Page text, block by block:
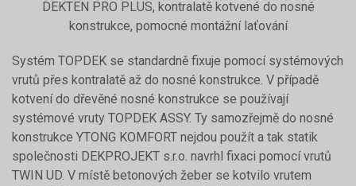
DEKTEN PRO PLUS, kontralatě kotvené do nosné
konstrukce, pomocné montážní laťování
Systém TOPDEK se standardně fixuje pomocí systémových
vrutů přes kontralatě až do nosné konstrukce. V případě
kotvení do dřevěné nosné konstrukce se používají
systémové vruty TOPDEK ASSY. Ty samozřejmě do nosné
konstrukce YTONG KOMFORT nejdou použít a tak statik
společnosti DEKPROJEKT s.r.o. navrhl fixaci pomocí vrutů
TWIN UD. V místě betonových žeber se kotvilo vrutem